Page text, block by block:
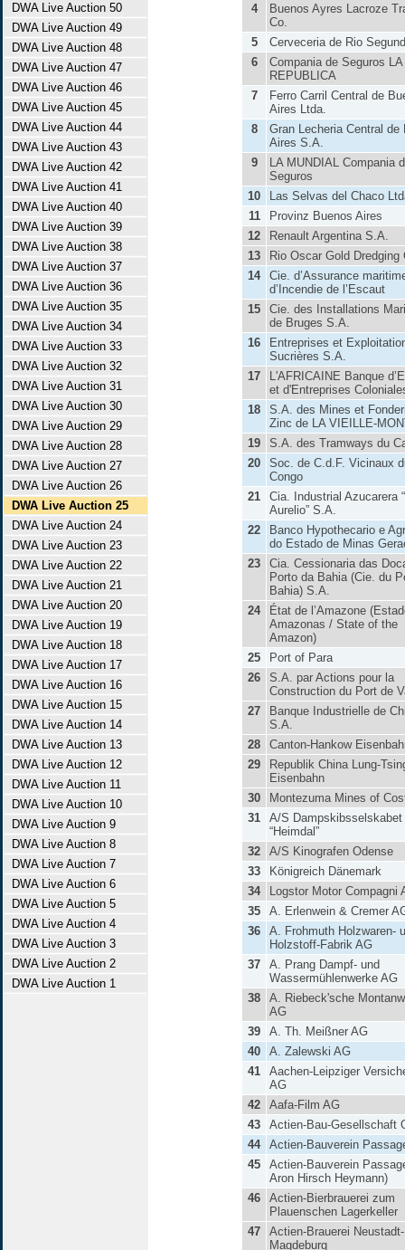
DWA Live Auction 50
DWA Live Auction 49
DWA Live Auction 48
DWA Live Auction 47
DWA Live Auction 46
DWA Live Auction 45
DWA Live Auction 44
DWA Live Auction 43
DWA Live Auction 42
DWA Live Auction 41
DWA Live Auction 40
DWA Live Auction 39
DWA Live Auction 38
DWA Live Auction 37
DWA Live Auction 36
DWA Live Auction 35
DWA Live Auction 34
DWA Live Auction 33
DWA Live Auction 32
DWA Live Auction 31
DWA Live Auction 30
DWA Live Auction 29
DWA Live Auction 28
DWA Live Auction 27
DWA Live Auction 26
DWA Live Auction 25
DWA Live Auction 24
DWA Live Auction 23
DWA Live Auction 22
DWA Live Auction 21
DWA Live Auction 20
DWA Live Auction 19
DWA Live Auction 18
DWA Live Auction 17
DWA Live Auction 16
DWA Live Auction 15
DWA Live Auction 14
DWA Live Auction 13
DWA Live Auction 12
DWA Live Auction 11
DWA Live Auction 10
DWA Live Auction 9
DWA Live Auction 8
DWA Live Auction 7
DWA Live Auction 6
DWA Live Auction 5
DWA Live Auction 4
DWA Live Auction 3
DWA Live Auction 2
DWA Live Auction 1
4
Buenos Ayres Lacroze
Co.
5
Cerveceria de Rio
6
Compania de Seguros LA
REPUBLICA
7
Ferro Carril Central de
Aires Ltda.
8
Gran Lecheria Central de
Aires S.A.
9
LA MUNDIAL Compania
Seguros
10
Las Selvas del Chaco
11
Provinz Buenos Aires
12
Renault Argentina S.A.
13
Rio Oscar Gold Dredging
14
Cie. d’Assurance
d’Incendie de l’Escaut
15
Cie. des Installations
de Bruges S.A.
16
Entreprises et
Sucrières S.A.
17
L'AFRICAINE Banque
et d'Entreprises
18
S.A. des Mines et
Zinc de LA VIEILLE-
19
S.A. des Tramways du
20
Soc. de C.d.F. Vicinaux
Congo
21
Cia. Industrial Azucarera
Aurelio” S.A.
22
Banco Hypothecario e
do Estado de Minas
23
Cia. Cessionaria das
Porto da Bahia (Cie. du
Bahia) S.A.
24
État de l’Amazone
Amazonas / State of the
Amazon)
25
Port of Para
26
S.A. par Actions pour la
Construction du Port de
27
Banque Industrielle de
S.A.
28
Canton-Hankow
29
Republik China Lung-
Eisenbahn
30
Montezuma Mines of
31
A/S Dampskibsselskabet
“Heimdal”
32
A/S Kinografen Odense
33
Königreich Dänemark
34
Logstor Motor Compagni
35
A. Erlenwein & Cremer
36
A. Frohmuth Holzwaren-
Holzstoff-Fabrik AG
37
A. Prang Dampf- und
Wassermühlenwerke AG
38
A. Riebeck'sche
AG
39
A. Th. Meißner AG
40
A. Zalewski AG
41
Aachen-Leipziger
AG
42
Aafa-Film AG
43
Actien-Bau-Gesellschaft
44
Actien-Bauverein
45
Actien-Bauverein
Aron Hirsch Heymann)
46
Actien-Bierbrauerei zum
Plauenschen Lagerkeller
47
Actien-Brauerei Neustadt-
Magdeburg